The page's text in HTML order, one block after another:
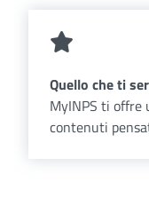
Quello che ti
MyINPS ti offre
contenuti